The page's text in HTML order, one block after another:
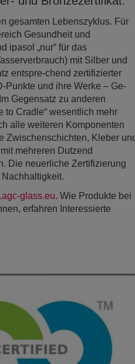
gesamten Lebenszyklus. Für
Gesundheit und
ipasol „nur“ für das
mit Silber und
entspre-chend zertifizierter
Punkte und ihre Werke – Ge-
Gegensatz zu anderen
to Cradle“ wesentlich mehr
alle weiteren Komponenten
Zwischenschichten, Kleber
mehreren Dutzend
Die neuerliche Zertifizierung
glass.eu. Wie Produkte bei
erfahren Interessierte